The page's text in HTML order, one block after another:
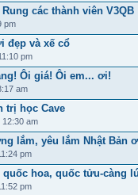
Rung các thành viên V3QB
pm
đẹp và xế cổ
pm
Ôi giá! Ôi em... ơi!
am
trị học Cave
12:30 am
lắm, yêu lắm Nhật Bản
pm
quốc hoa, quốc tửu-càng
pm